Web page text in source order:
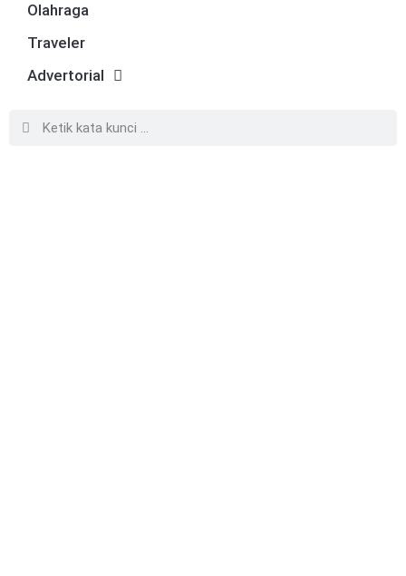
Olahraga
Traveler
Advertorial